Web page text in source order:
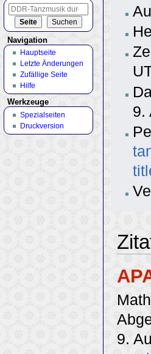
9.
9.
Navigation
Hauptseite
Letzte Änderungen
Zufällige Seite
Hilfe
Werkzeuge
Spezialseiten
Druckversion